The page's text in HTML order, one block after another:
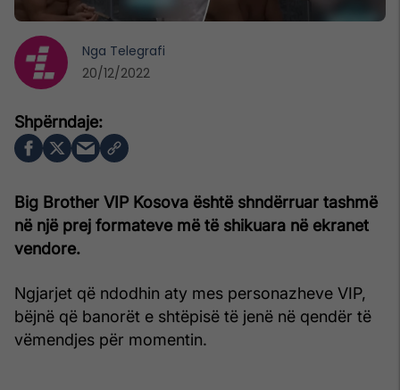
Big Brother VIP Kosova është shndërruar tashmë
në një prej formateve më të shikuara në ekranet
vendore.
Ngjarjet që ndodhin aty mes personazheve VIP,
bëjnë që banorët e shtëpisë të jenë në qendër të
vëmendjes për momentin.
Nga Telegrafi
20/12/2022